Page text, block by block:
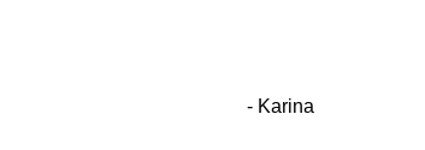
- Karina